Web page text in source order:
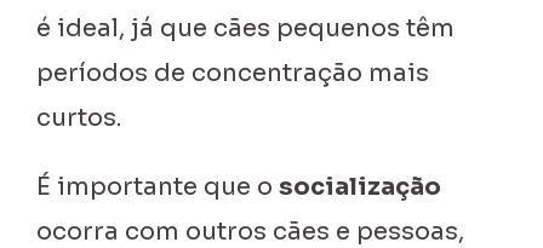
é ideal, já que cães pequenos têm
períodos de concentração mais
curtos.
É importante que o socialização
ocorra com outros cães e pessoas,